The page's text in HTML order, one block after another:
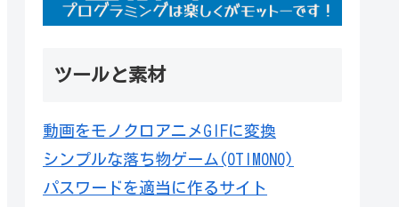
ツールと素材
動画をモノクロアニメGIFに変換
シンプルな落ち物ゲーム(OTIMONO)
パスワードを適当に作るサイト